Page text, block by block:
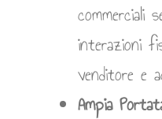
commerciali
interazioni
venditore e
Ampia